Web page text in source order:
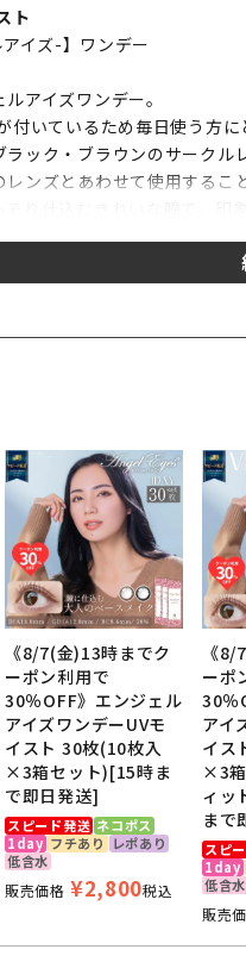
ト
イズ-】ワンデー
アイズワンデー。
付いているため毎日使う方に
ック・ブラウンのサークル
ンズとあわせて使用するこ
があるうるおい成分「MPC
Aを90％カット、日焼けや皮
瞳に直接触れず安心。毎日
ラーを変えるというよりは
・お仕事などでも気軽に使え
BLACK-＞
てもナチュラルに、瞳の輪
いったイメージが昔はありま
ることで自然な発色になり
々減ってきている中で探さ
エンジェルア
エンジェルア
《8/7(金)13時までク
ーポン利用で
30％OFF》エンジェル
アイズワンデーUVモ
イスト 30枚(10枚入
×3箱セット)[15時ま
で即日発送]
スピード発送 ネコポス
1day フチあり
レポあり
低含水
販売価格 ¥2,800税込
《8/
ーポ
30％
アイ
イス
×3
ィッ
まで
スピ
1day
低含水
販売